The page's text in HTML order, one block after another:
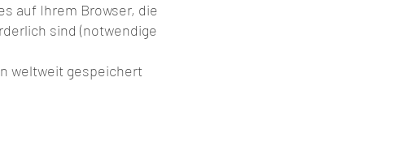
auf Ihrem Browser, die
sind (notwendige
weltweit gespeichert